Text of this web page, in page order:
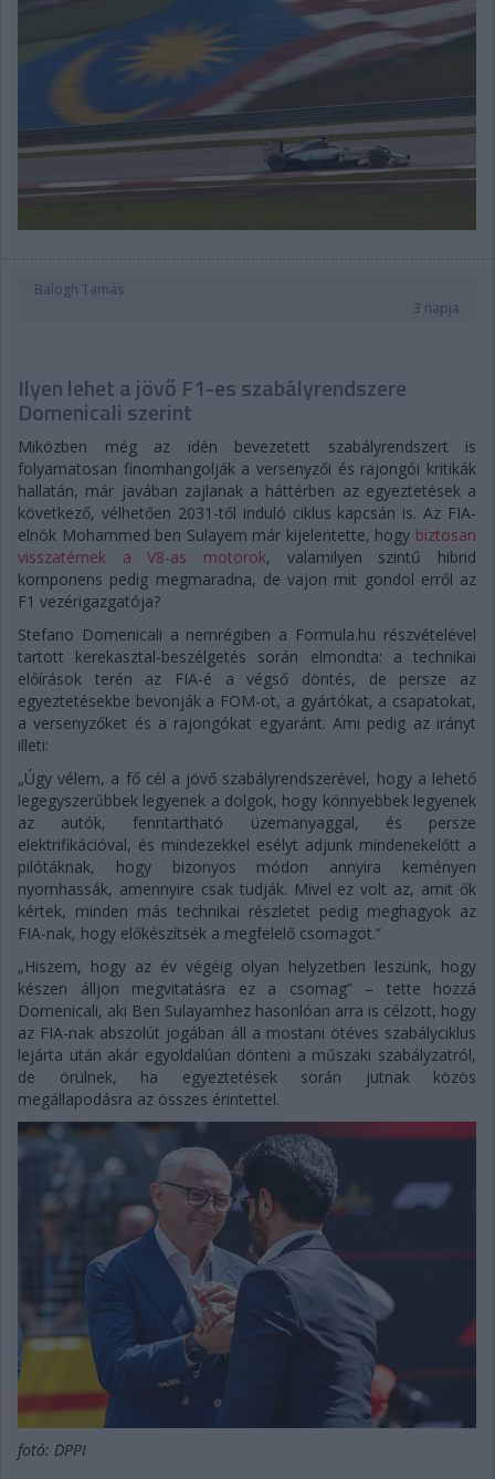
Balogh Tamás
3 napja
Ilyen lehet a jövő F1-es szabályrendszere
Domenicali szerint
Miközben még az idén bevezetett szabályrendszert is
folyamatosan finomhangolják a versenyzői és rajongói kritikák
hallatán, már javában zajlanak a háttérben az egyeztetések a
következő, vélhetően 2031-től induló ciklus kapcsán is. Az FIA-
elnök Mohammed ben Sulayem már kijelentette, hogy biztosan
visszatérnek a V8-as motorok, valamilyen szintű hibrid
komponens pedig megmaradna, de vajon mit gondol erről az
F1 vezérigazgatója?
Stefano Domenicali a nemrégiben a Formula.hu részvételével
tartott kerekasztal-beszélgetés során elmondta: a technikai
előírások terén az FIA-é a végső döntés, de persze az
egyeztetésekbe bevonják a FOM-ot, a gyártókat, a csapatokat,
a versenyzőket és a rajongókat egyaránt. Ami pedig az irányt
illeti:
„Úgy vélem, a fő cél a jövő szabályrendszerével, hogy a lehető
legegyszerűbbek legyenek a dolgok, hogy könnyebbek legyenek
az autók, fenntartható üzemanyaggal, és persze
elektrifikációval, és mindezekkel esélyt adjunk mindenekelőtt a
pilótáknak, hogy bizonyos módon annyira keményen
nyomhassák, amennyire csak tudják. Mivel ez volt az, amit ők
kértek, minden más technikai részletet pedig meghagyok az
FIA-nak, hogy előkészítsék a megfelelő csomagot.”
„Hiszem, hogy az év végéig olyan helyzetben leszünk, hogy
készen álljon megvitatásra ez a csomag” – tette hozzá
Domenicali, aki Ben Sulayamhez hasonlóan arra is célzott, hogy
az FIA-nak abszolút jogában áll a mostani ötéves szabályciklus
lejárta után akár egyoldalúan dönteni a műszaki szabályzatról,
de örülnek, ha egyeztetések során jutnak közös
megállapodásra az összes érintettel.
fotó: DPPI